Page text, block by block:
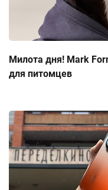
Милота дня! Mark
для питомцев